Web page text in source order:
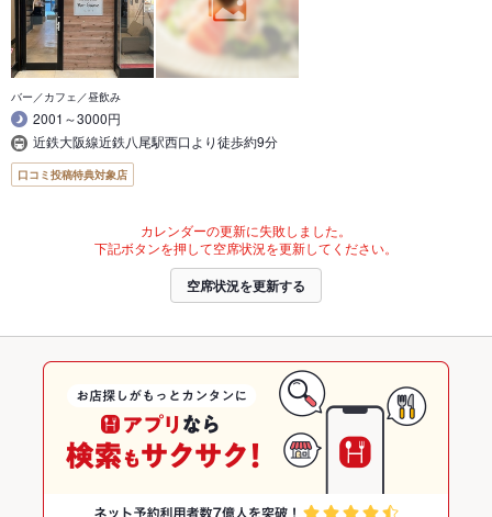
バー／カフェ／昼飲み
2001～3000円
近鉄大阪線近鉄八尾駅西口より徒歩約9分
口コミ投稿特典対象店
カレンダーの更新に失敗しました。
下記ボタンを押して空席状況を更新してください。
空席状況を更新する